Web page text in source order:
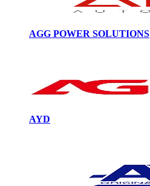
AGG POWER SOLUTIONS
AYD